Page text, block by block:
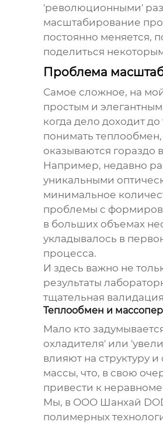
'революционными'
масштабирование
постоянно меняется,
поделиться
Проблема
Самое сложное, на
простым и
когда дело доходит
понимать
оказываются гораздо
Например, недавно
уникальными
минимальное
проблемы с
в больших объемах
укладывалось в
процесса.
И здесь важно не
результаты
тщательная
Теплообмен и
Мало кто
охладителя' или
влияют на структуру
массы, что, в свою
привести к
Мы, в ООО Шанхай
полимерных